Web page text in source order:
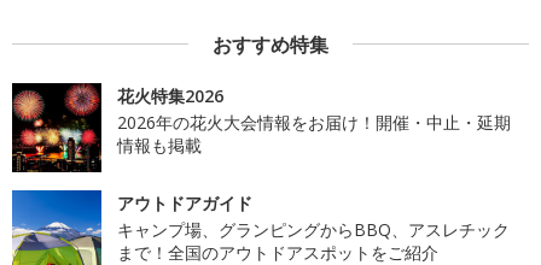
おすすめ特集
花火特集2026
2026年の花火大会情報をお届け！開催・中止・延期
情報も掲載
アウトドアガイド
キャンプ場、グランピングからBBQ、アスレチック
まで！全国のアウトドアスポットをご紹介